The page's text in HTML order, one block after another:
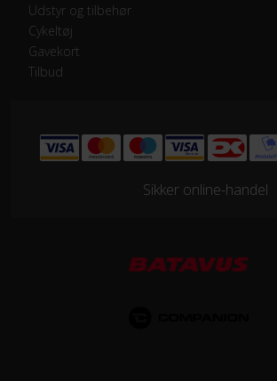
Samlet antal gear
Skiftegreb
STEL
Ramme
Udstyr og tilbehør
Cykeltøj
Gavekort
Tilbud
Sikker online-handel